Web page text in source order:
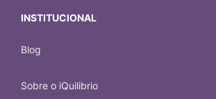
INSTITUCIONAL
Blog
Sobre o iQuilibrio